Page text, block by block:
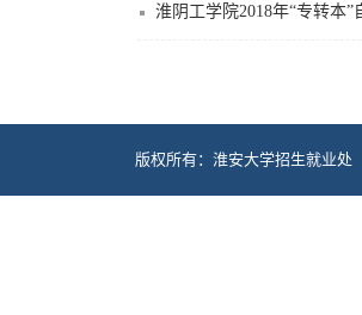
淮阴工学院2018年“专转本”
版权所有：淮安大学招生就业处